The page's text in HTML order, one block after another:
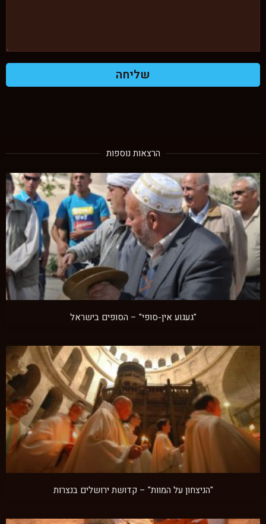
שליחה
הרצאות נוספות
"געגוע אין-סופי" – הסופים בישראל
"הניצחון על המוות" – קדושת ירושלים בנצרות